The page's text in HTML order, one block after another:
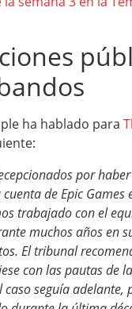
ha hablado para
por
de Epic Games
trabajado con el
muchos años en
El tribunal
con las pautas de
caso seguía adelante,